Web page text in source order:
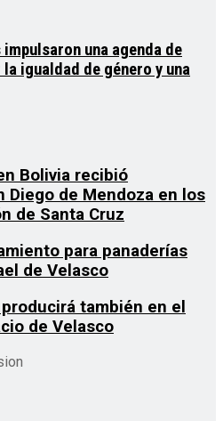
una agenda de
igualdad de género y una
Bolivia recibió
Diego de Mendoza en los
de Santa Cruz
para panaderías
de Velasco
también en el
de Velasco